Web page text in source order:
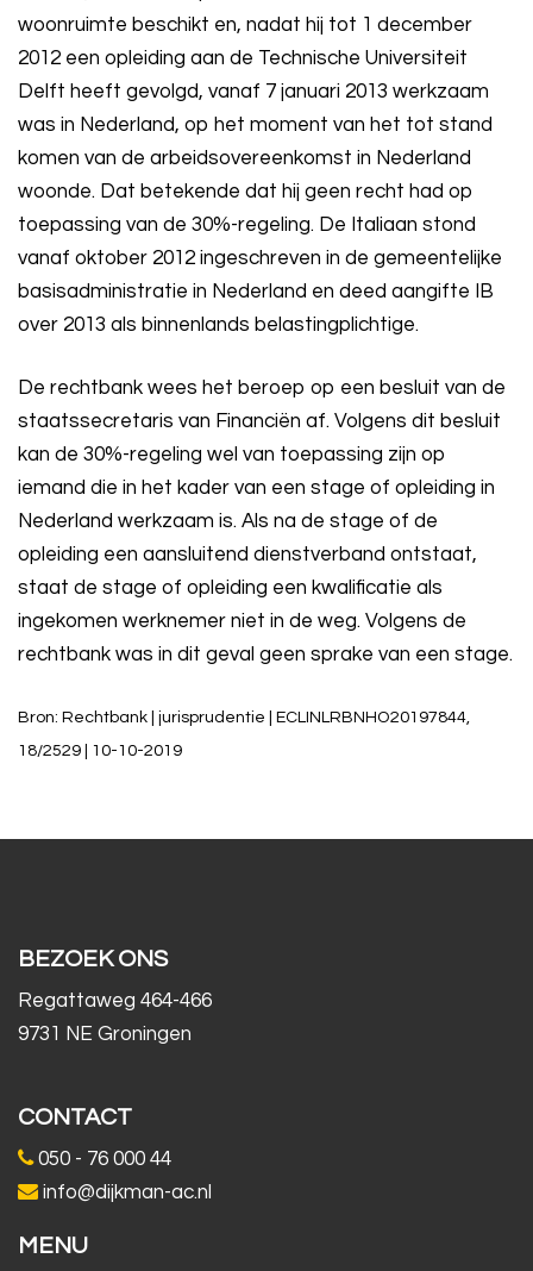
woonruimte beschikt en, nadat hij tot 1 december
2012 een opleiding aan de Technische Universiteit
Delft heeft gevolgd, vanaf 7 januari 2013 werkzaam
was in Nederland, op het moment van het tot stand
komen van de arbeidsovereenkomst in Nederland
woonde. Dat betekende dat hij geen recht had op
toepassing van de 30%-regeling. De Italiaan stond
vanaf oktober 2012 ingeschreven in de gemeentelijke
basisadministratie in Nederland en deed aangifte IB
over 2013 als binnenlands belastingplichtige.
De rechtbank wees het beroep op een besluit van de
staatssecretaris van Financiën af. Volgens dit besluit
kan de 30%-regeling wel van toepassing zijn op
iemand die in het kader van een stage of opleiding in
Nederland werkzaam is. Als na de stage of de
opleiding een aansluitend dienstverband ontstaat,
staat de stage of opleiding een kwalificatie als
ingekomen werknemer niet in de weg. Volgens de
rechtbank was in dit geval geen sprake van een stage.
Bron: Rechtbank | jurisprudentie | ECLINLRBNHO20197844,
18/2529 | 10-10-2019
BEZOEK ONS
Regattaweg 464-466
9731 NE Groningen
CONTACT
050 - 76 000 44
info@dijkman-ac.nl
MENU